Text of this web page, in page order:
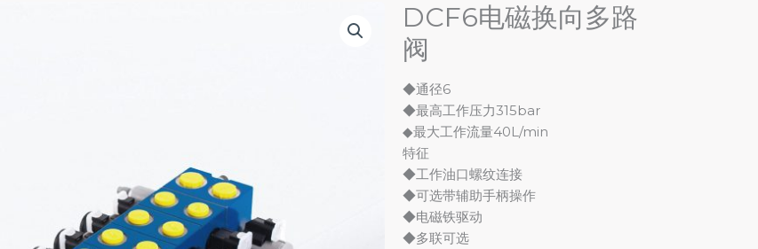
DCF6电磁换向多路
阀
◆通径6
◆最高工作压力315bar
◆最大工作流量40L/min
特征
◆工作油口螺纹连接
◆可选带辅助手柄操作
◆电磁铁驱动
◆多联可选